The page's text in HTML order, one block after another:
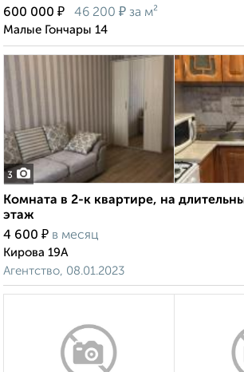
600 000 ₽ 46 200 ₽ за м²
Малые Гончары 14
3
Комната в 2-к квартире, на
этаж
4 600 ₽ в месяц
Кирова 19А
Агентство, 08.01.2023